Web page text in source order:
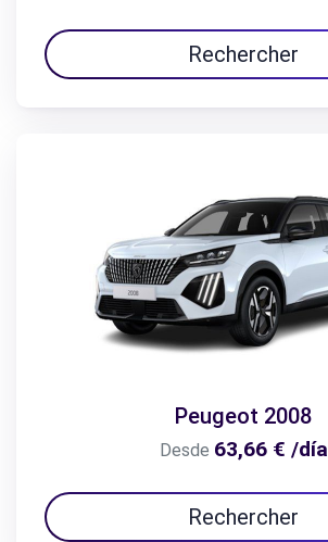
Rechercher
Peugeot 2008
Desde 63,66 € /día
Rechercher